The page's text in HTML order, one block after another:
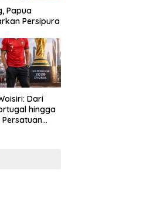
Papua
Persipura
Dari
hingga